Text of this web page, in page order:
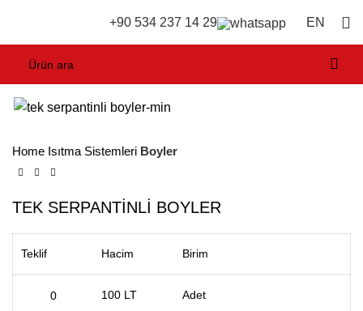
+90 534 237 14 29 EN
Home Isıtma Sistemleri Boyler
TEK SERPANTİNLİ BOYLER
Teklif Hacim Birim
100 LT Adet